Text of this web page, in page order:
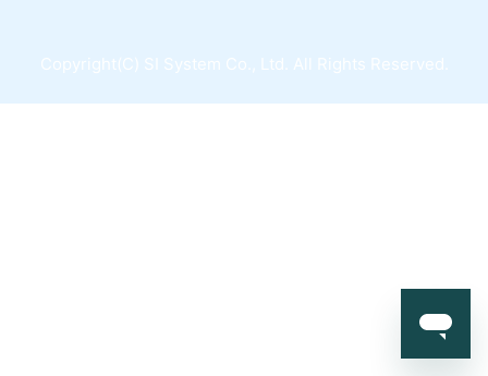
Copyright(C) SI System Co., Ltd. All Rights Reserved.